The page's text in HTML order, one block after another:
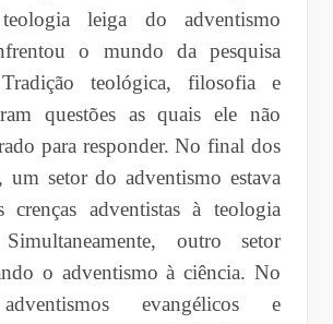
leiga do adventismo
o mundo da pesquisa
Tradição teológica, filosofia e
questões as quais ele não
para responder. No final dos
um setor do adventismo estava
crenças adventistas à teologia
Simultaneamente, outro setor
o adventismo à ciência. No
evangélicos e